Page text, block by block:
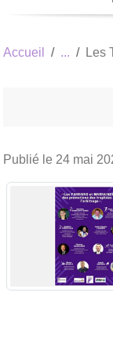
Accueil Les
Publié le 24 mai